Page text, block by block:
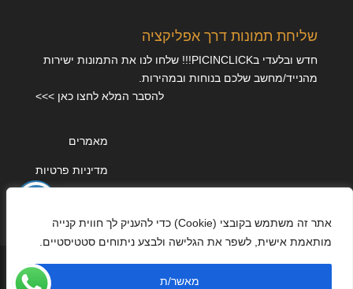
אתר זה משתמש בקובצי (Cookie) כדי להעניק לך חווית קנייה
מותאמת אישית, לשפר את הגלישה ולבצע ניתוחים סטטיסטיים.
מאשר/ת
שליחת תמונות דרך אפליקציה
חדש ובלעדי בPICINCLICK!!! שלחו לנו את התמונות ישירות
מהנייד/מחשב שלכם בנוחות ובמהירות.
להסבר המלא לחצו כאן >>>
מאמרים
מדיניות פרטיות